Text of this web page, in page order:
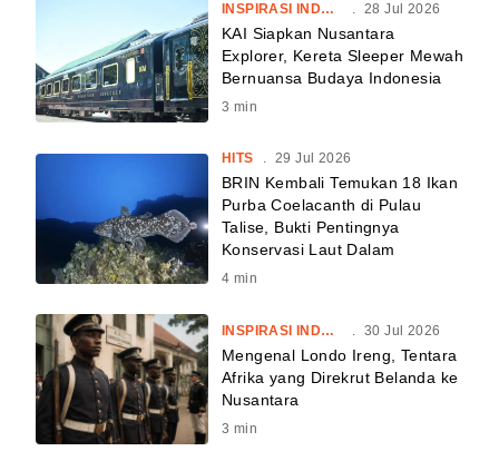
INSPIRASI INDONESIA . 28 Jul 2026
KAI Siapkan Nusantara
Explorer, Kereta Sleeper Mewah
Bernuansa Budaya Indonesia
3 min
HITS . 29 Jul 2026
BRIN Kembali Temukan 18 Ikan
Purba Coelacanth di Pulau
Talise, Bukti Pentingnya
Konservasi Laut Dalam
4 min
INSPIRASI INDONESIA 30 Jul 2026
Mengenal Londo Ireng, Tentara
Afrika yang Direkrut Belanda ke
Nusantara
3 min